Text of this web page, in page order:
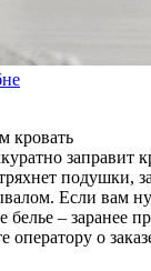
кровать
заправит
подушки,
Если вам
белье – заранее
оператору о